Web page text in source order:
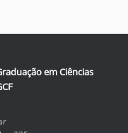
em Ciências